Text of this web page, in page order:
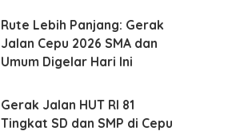
Rute Lebih Panjang: Gerak
Jalan Cepu 2026 SMA dan
Umum Digelar Hari Ini
Gerak Jalan HUT RI 81
Tingkat SD dan SMP di Cepu